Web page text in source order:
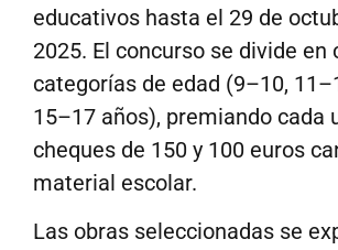
educativos hasta el 29 de
2025. El concurso se divide en
categorías de edad (9–10,
15–17 años), premiando cada
cheques de 150 y 100 euros
material escolar.
Las obras seleccionadas se